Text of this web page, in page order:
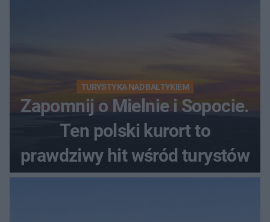
TURYSTYKA NAD BAŁTYKIEM
Zapomnij o Mielnie i Sopocie.
Ten polski kurort to
prawdziwy hit wśród turystów